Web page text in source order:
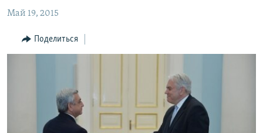
основной
Перейти
ЭКОНОМИКА
РЕГИОН
Май 19, 2015
Поделиться